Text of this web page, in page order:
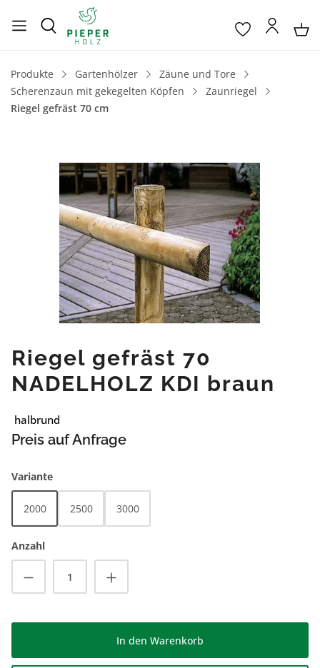
Produkte Gartenhölzer
Zäune und Tore
Scherenzaun mit gekegelten Köpfen
Zaunriegel
Riegel gefräst 70 cm
Bildergalerie überspringen
Riegel gefräst 70
NADELHOLZ KDI braun
halbrund
Preis auf Anfrage
Varianteauswählen
2000 2500 3000
Anzahl
Produkt Anzahl: Gib den gewünschten
In den Warenkorb